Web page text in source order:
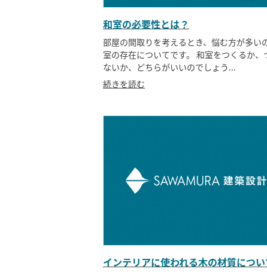
和室の必要性とは？
部屋の間取りを考えるとき、悩む方が多い
室の存在についてです。 和室をつくるか、
ないか、どちらがいいのでしょう...
続きを読む
インテリアに使われる木の材質につ